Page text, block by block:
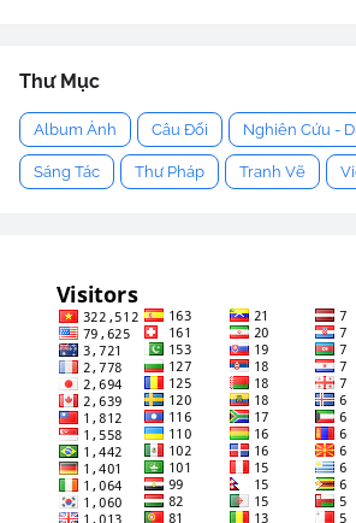
Thư Mục
Album Ảnh Câu Đối Nghiên Cứu -
Sáng Tác Thư Pháp Tranh Vẽ